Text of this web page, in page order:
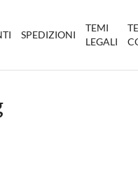
SPEDIZIONI
TEMI
LEGALI